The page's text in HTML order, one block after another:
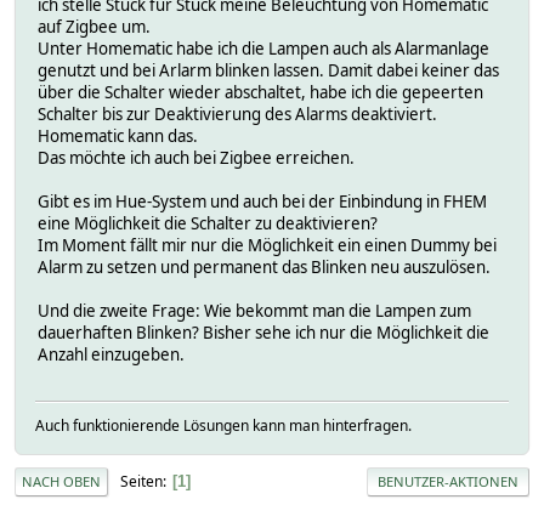
ich stelle Stück für Stück meine Beleuchtung von Homematic
auf Zigbee um.
Unter Homematic habe ich die Lampen auch als Alarmanlage
genutzt und bei Arlarm blinken lassen. Damit dabei keiner das
über die Schalter wieder abschaltet, habe ich die gepeerten
Schalter bis zur Deaktivierung des Alarms deaktiviert.
Homematic kann das.
Das möchte ich auch bei Zigbee erreichen.
Gibt es im Hue-System und auch bei der Einbindung in FHEM
eine Möglichkeit die Schalter zu deaktivieren?
Im Moment fällt mir nur die Möglichkeit ein einen Dummy bei
Alarm zu setzen und permanent das Blinken neu auszulösen.
Und die zweite Frage: Wie bekommt man die Lampen zum
dauerhaften Blinken? Bisher sehe ich nur die Möglichkeit die
Anzahl einzugeben.
Auch funktionierende Lösungen kann man hinterfragen.
NACH OBEN Seiten 1 BENUTZER-AKTIONEN